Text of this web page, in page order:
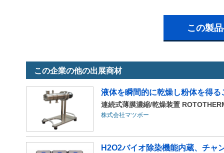
この製
この企業の他の出展商材
液体を瞬間的に乾燥し粉体を得
連続式薄膜濃縮/乾燥装置
株式会社マツボー
H2O2バイオ除染機能内蔵、チャ